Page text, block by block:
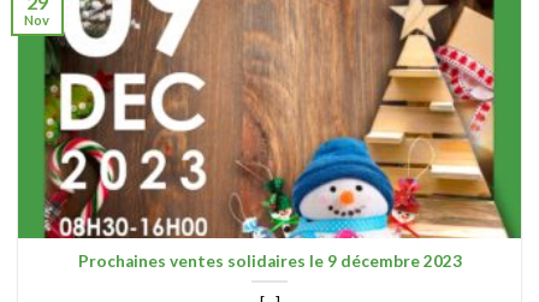
Prochaines ventes solidaires le 9 décembre 2023
Nov